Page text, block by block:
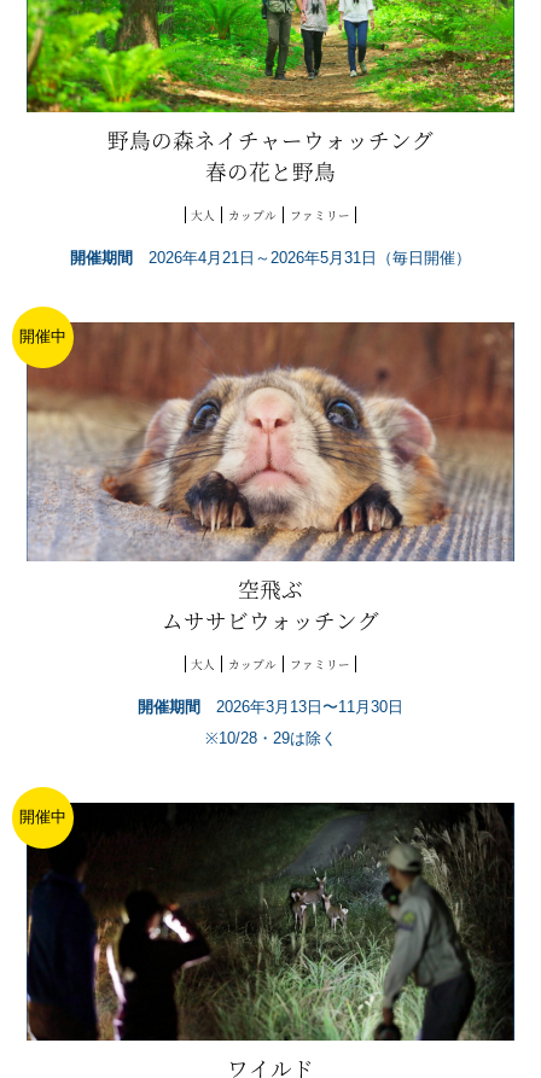
野鳥の森ネイチャーウォッチング
春の花と野鳥
大人 カップル ファミリー
開催期間 2026年4月21日～2026年5月31日（毎日開催）
開催中
空飛ぶ
ムササビウォッチング
大人 カップル ファミリー
開催期間
2026年3月13日〜11月30日
※10/28・29は除く
開催中
ワイルド